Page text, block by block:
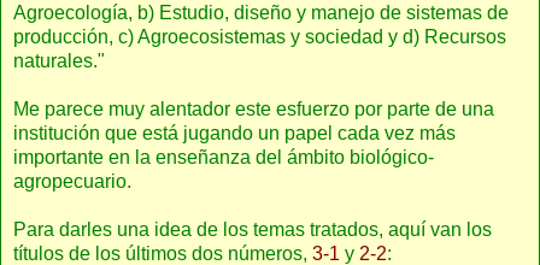
Agroecología, b) Estudio, diseño y manejo de sistemas de
producción, c) Agroecosistemas y sociedad y d) Recursos
naturales."
Me parece muy alentador este esfuerzo por parte de una
institución que está jugando un papel cada vez más
importante en la enseñanza del ámbito biológico-
agropecuario.
Para darles una idea de los temas tratados, aquí van los
títulos de los últimos dos números, 3-1 y 2-2: